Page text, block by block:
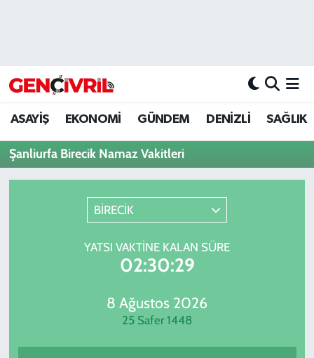
ASAYİŞ EKONOMİ GÜNDEM DENİZLİ SAĞLIK
Şanliurfa Birecik Namaz Vakitleri
BİRECİK
YATSI VAKTINE KALAN SÜRE
02:30:29
8 Ağustos 2026
25 Safer 1448
DENİZLİ
EĞİTİM
EKONOMİ
GÜNDEM
Merkezefendi Trafik Yoğunluk Haritası
Süper Lig Puan Durumu ve Fikstür
Tüm Manşetler
Son Dakika Haberleri